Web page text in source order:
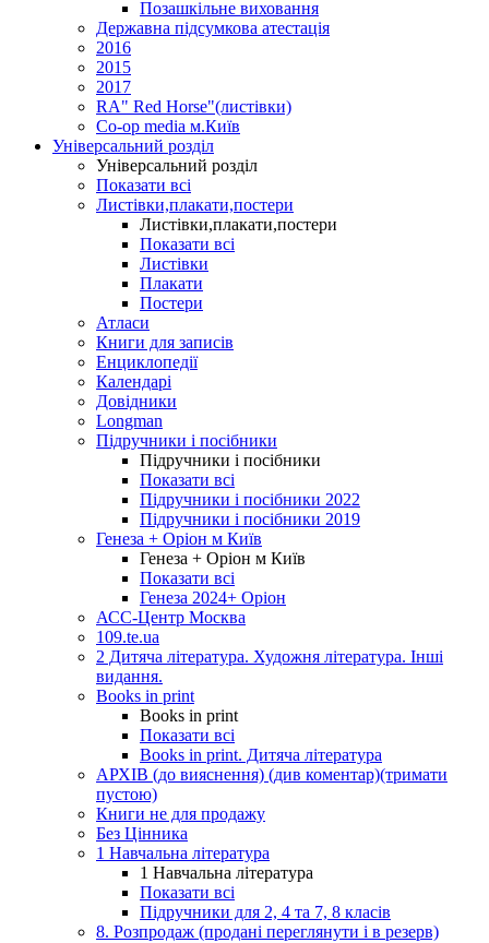
Позашкільне виховання
Державна підсумкова атестація
2016
2015
2017
RA" Red Horse"(листівки)
Co-op media м.Київ
Універсальний розділ
Універсальний розділ
Показати всі
Листівки,плакати,постери
Листівки,плакати,постери
Показати всі
Листівки
Плакати
Постери
Атласи
Книги для записів
Енциклопедії
Календарі
Довідники
Longman
Підручники і посібники
Підручники і посібники
Показати всі
Підручники і посібники 2022
Підручники і посібники 2019
Генеза + Оріон м Київ
Генеза + Оріон м Київ
Показати всі
Генеза 2024+ Оріон
АСС-Центр Москва
109.te.ua
2 Дитяча література. Художня література. Інші
видання.
Books in print
Books in print
Показати всі
Books in print. Дитяча література
АРХІВ (до вияснення) (див коментар)(тримати
пустою)
Книги не для продажу
Без Цінника
1 Навчальна література
1 Навчальна література
Показати всі
Підручники для 2, 4 та 7, 8 класів
8. Розпродаж (продані переглянути і в резерв)